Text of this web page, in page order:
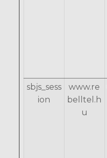
sbjs_sess
ion
www.re
belltel.h
u